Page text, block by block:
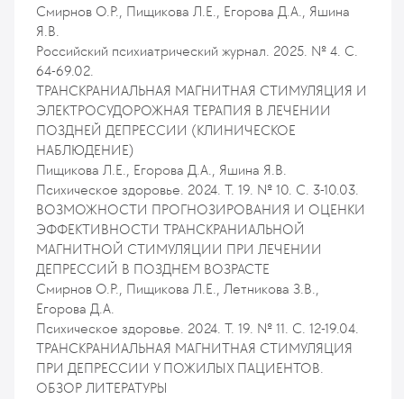
Смирнов О.Р., Пищикова Л.Е., Егорова Д.А., Яшина
Я.В.
Российский психиатрический журнал. 2025. № 4. С.
64-69.02.
ТРАНСКРАНИАЛЬНАЯ МАГНИТНАЯ СТИМУЛЯЦИЯ И
ЭЛЕКТРОСУДОРОЖНАЯ ТЕРАПИЯ В ЛЕЧЕНИИ
ПОЗДНЕЙ ДЕПРЕССИИ (КЛИНИЧЕСКОЕ
НАБЛЮДЕНИЕ)
Пищикова Л.Е., Егорова Д.А., Яшина Я.В.
Психическое здоровье. 2024. Т. 19. № 10. С. 3-10.03.
ВОЗМОЖНОСТИ ПРОГНОЗИРОВАНИЯ И ОЦЕНКИ
ЭФФЕКТИВНОСТИ ТРАНСКРАНИАЛЬНОЙ
МАГНИТНОЙ СТИМУЛЯЦИИ ПРИ ЛЕЧЕНИИ
ДЕПРЕССИЙ В ПОЗДНЕМ ВОЗРАСТЕ
Смирнов О.Р., Пищикова Л.Е., Летникова З.В.,
Егорова Д.А.
Психическое здоровье. 2024. Т. 19. № 11. С. 12-19.04.
ТРАНСКРАНИАЛЬНАЯ МАГНИТНАЯ СТИМУЛЯЦИЯ
ПРИ ДЕПРЕССИИ У ПОЖИЛЫХ ПАЦИЕНТОВ.
ОБЗОР ЛИТЕРАТУРЫ